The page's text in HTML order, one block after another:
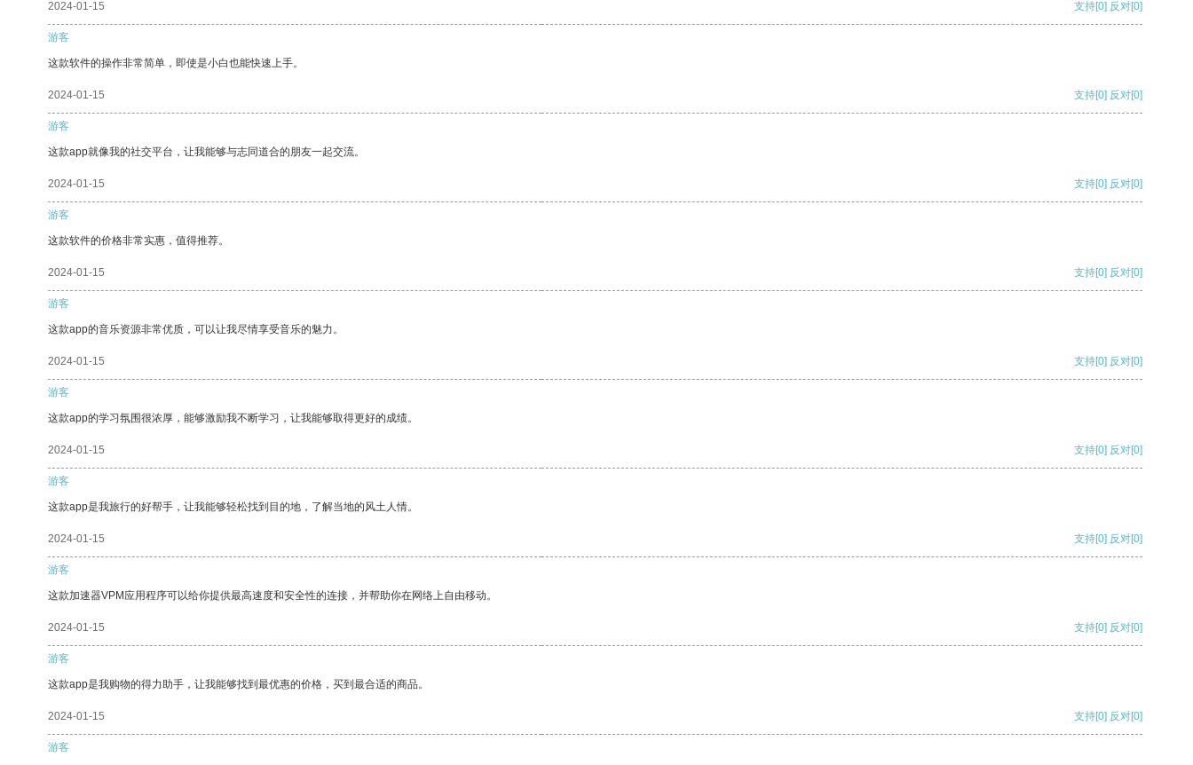
2024-01-15 支持[0] 反对[0]
游客
这款软件的操作非常简单，即使是小白也能快速上手。
2024-01-15 支持[0] 反对[0]
游客
这款app就像我的社交平台，让我能够与志同道合的朋友一起交流。
2024-01-15 支持[0] 反对[0]
游客
这款软件的价格非常实惠，值得推荐。
2024-01-15 支持[0] 反对[0]
游客
这款app的音乐资源非常优质，可以让我尽情享受音乐的魅力。
2024-01-15 支持[0] 反对[0]
游客
这款app的学习氛围很浓厚，能够激励我不断学习，让我能够取得更好的成绩。
2024-01-15 支持[0] 反对[0]
游客
这款app是我旅行的好帮手，让我能够轻松找到目的地，了解当地的风土人情。
2024-01-15 支持[0] 反对[0]
游客
这款加速器VPM应用程序可以给你提供最高速度和安全性的连接，并帮助你在网络上自由移动。
2024-01-15 支持[0] 反对[0]
游客
这款app是我购物的得力助手，让我能够找到最优惠的价格，买到最合适的商品。
2024-01-15 支持[0] 反对[0]
游客